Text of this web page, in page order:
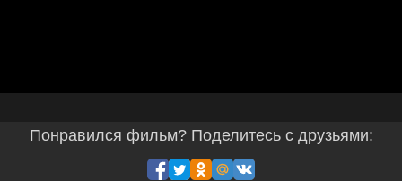
Понравился фильм? Поделитесь с друзьями: